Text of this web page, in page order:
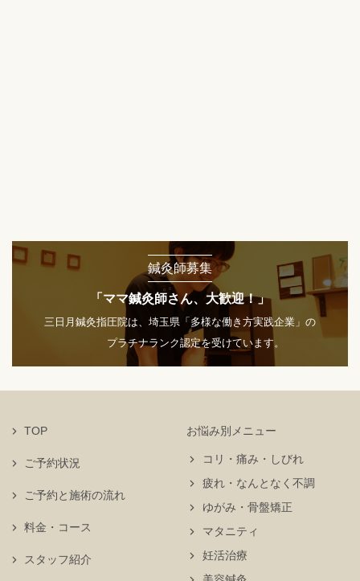
鍼灸師募集
「ママ鍼灸師さん、大歓迎！」
三日月鍼灸指圧院は、埼玉県「多様な働き方実践企業」の
プラチナランク認定を受けています。
TOP
ご予約状況
お悩み別メニュー
コリ・痛み・しびれ
疲れ・なんとなく不調
ゆがみ・骨盤矯正
マタニティ
妊活治療
ご予約と施術の流れ
料金・コース
スタッフ紹介